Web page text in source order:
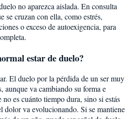
no aparezca aislada. En consulta
se cruzan con ella, como estrés,
o exceso de autoexigencia, para
estar de duelo?
El duelo por la pérdida de un ser muy
aunque va cambiando su forma e
es cuánto tiempo dura, sino si estás
dolor va evolucionando. Si se mantiene